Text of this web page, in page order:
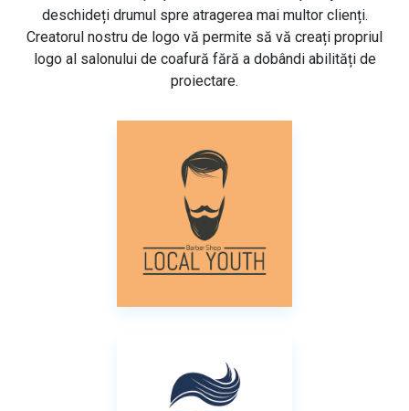
deschideți drumul spre atragerea mai multor clienți.
Creatorul nostru de logo vă permite să vă creați propriul
logo al salonului de coafură fără a dobândi abilități de
proiectare.